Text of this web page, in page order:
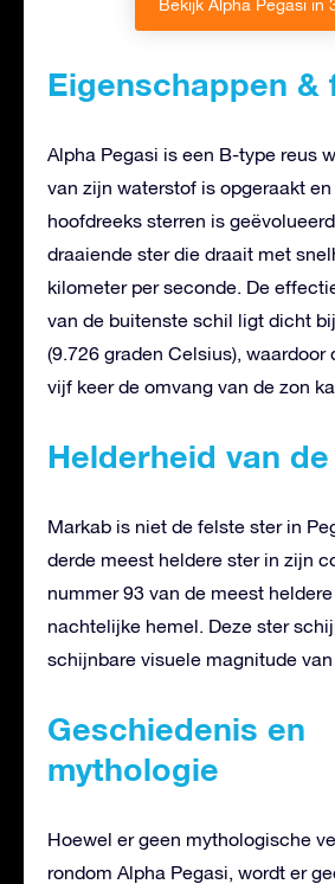
Bekijk Alpha Pegasi in
Eigenschappen &
Alpha Pegasi is een B-type reus
van zijn waterstof is opgeraakt
hoofdreeks sterren is
draaiende ster die draait met
kilometer per seconde. De
van de buitenste schil ligt dicht
(9.726 graden Celsius), waardoor
vijf keer de omvang van de zon
Helderheid van
Markab is niet de felste ster in
derde meest heldere ster in zijn
nummer 93 van de meest
nachtelijke hemel. Deze ster
schijnbare visuele magnitude van
Geschiedenis en
mythologie
Hoewel er geen mythologische
rondom Alpha Pegasi, wordt er